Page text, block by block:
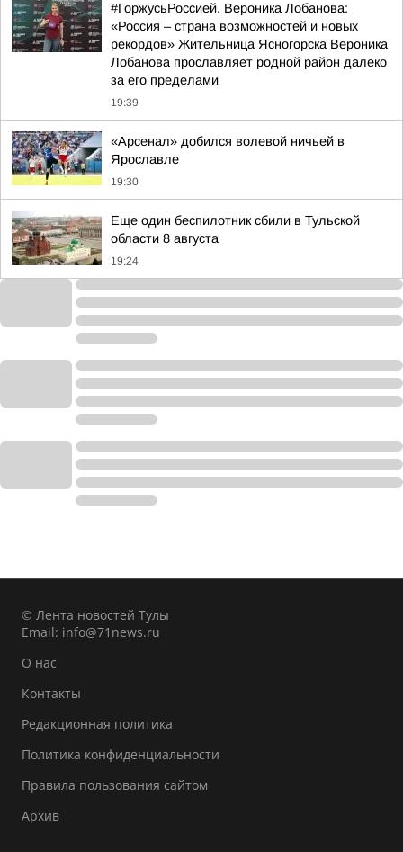
#ГоржусьРоссией. Вероника Лобанова:
«Россия – страна возможностей и новых
рекордов» Жительница Ясногорска Вероника
Лобанова прославляет родной район далеко
за его пределами
19:39
«Арсенал» добился волевой ничьей в
Ярославле
19:30
Еще один беспилотник сбили в Тульской
области 8 августа
19:24
© Лента новостей Тулы
Email: info@71news.ru
О нас
Контакты
Редакционная политика
Политика конфиденциальности
Правила пользования сайтом
Архив